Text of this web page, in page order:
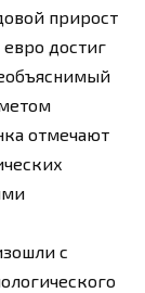
прирост
достиг
отмечают
с